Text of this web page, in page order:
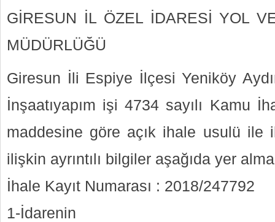
GİRESUN İL ÖZEL İDARESİ YOL
MÜDÜRLÜĞÜ
Giresun İli Espiye İlçesi Yeniköy
İnşaatıyapım işi 4734 sayılı Kamu
maddesine göre açık ihale usulü ile
ilişkin ayrıntılı bilgiler aşağıda yer
İhale Kayıt Numarası : 2018/247792
1-İdarenin